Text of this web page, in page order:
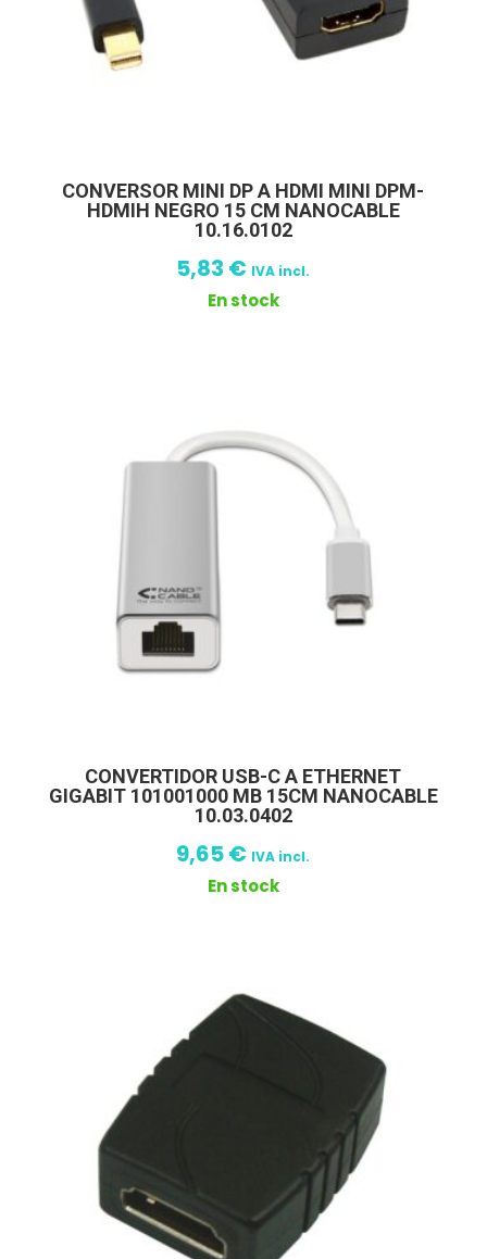
CONVERSOR MINI DP A HDMI MINI DPM-
HDMIH NEGRO 15 CM NANOCABLE
10.16.0102
5,83 € IVA incl.
En stock
CONVERTIDOR USB-C A ETHERNET
GIGABIT 101001000 MB 15CM NANOCABLE
10.03.0402
9,65€ IVA incl.
En stock